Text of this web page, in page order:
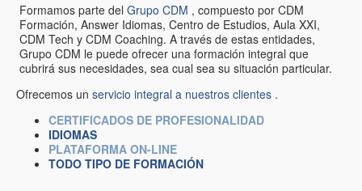
Formamos parte delGrupo CDM , compuesto por CDM
Formación, Answer Idiomas, Centro de Estudios, Aula XXI,
CDM Tech y CDM Coaching. A través de estas entidades,
Grupo CDM le puede ofrecer una formación integral que
cubrirá sus necesidades, sea cual sea su situación particular.
Ofrecemos un servicio integral a nuestros clientes .
CERTIFICADOS DE PROFESIONALIDAD
IDIOMAS
PLATAFORMA ON-LINE
TODO TIPO DE FORMACIÓN